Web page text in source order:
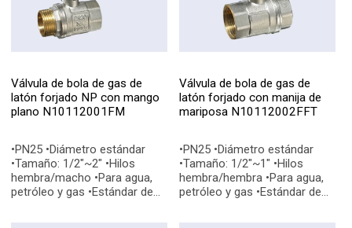
Válvula de bola de gas de
latón forjado NP con mango
plano N10112001FM
•PN25 •Diámetro estándar
•Tamaño: 1/2"~2" •Hilos
hembra/macho •Para agua,
petróleo y gas •Estándar de
•Conexiones finales: BSP, NPT
Válvula de bola de gas de
latón forjado con manija de
mariposa N10112002FFT
•PN25 •Diámetro estándar
•Tamaño: 1/2"~1" •Hilos
hembra/hembra •Para agua,
petróleo y gas •Estándar de
•Conexiones finales: BSP, NPT